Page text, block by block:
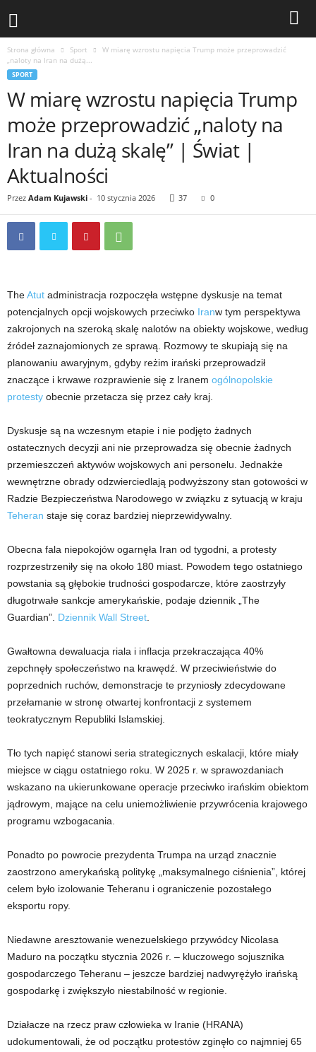
Strona główna Sport
W miarę wzrostu napięcia Trump może przeprowadzić
„naloty na Iran na dużą...
SPORT
W miarę wzrostu napięcia Trump
może przeprowadzić „naloty na
Iran na dużą skalę” | Świat |
Aktualności
Przez Adam Kujawski - 10 stycznia 2026 37 0
TheAtut administracja rozpoczęła wstępne dyskusje na temat
potencjalnych opcji wojskowych przeciwko Iranw tym perspektywa
zakrojonych na szeroką skalę nalotów na obiekty wojskowe, według
źródeł zaznajomionych ze sprawą. Rozmowy te skupiają się na
planowaniu awaryjnym, gdyby reżim irański przeprowadził
znaczące i krwawe rozprawienie się z Iranem ogólnopolskie
protesty obecnie przetacza się przez cały kraj.
Dyskusje są na wczesnym etapie i nie podjęto żadnych
ostatecznych decyzji ani nie przeprowadza się obecnie żadnych
przemieszczeń aktywów wojskowych ani personelu. Jednakże
wewnętrzne obrady odzwierciedlają podwyższony stan gotowości w
Radzie Bezpieczeństwa Narodowego w związku z sytuacją w kraju
Teheran staje się coraz bardziej nieprzewidywalny.
Obecna fala niepokojów ogarnęła Iran od tygodni, a protesty
rozprzestrzeniły się na około 180 miast. Powodem tego ostatniego
powstania są głębokie trudności gospodarcze, które zaostrzyły
długotrwałe sankcje amerykańskie, podaje dziennik „The
Guardian”. Dziennik Wall Street
Gwałtowna dewaluacja riala i inflacja przekraczająca 40%
zepchnęły społeczeństwo na krawędź. W przeciwieństwie do
poprzednich ruchów, demonstracje te przyniosły zdecydowane
przełamanie w stronę otwartej konfrontacji z systemem
teokratycznym Republiki Islamskiej.
Tło tych napięć stanowi seria strategicznych eskalacji, które miały
miejsce w ciągu ostatniego roku. W 2025 r. w sprawozdaniach
wskazano na ukierunkowane operacje przeciwko irańskim obiektom
jądrowym, mające na celu uniemożliwienie przywrócenia krajowego
programu wzbogacania.
Ponadto po powrocie prezydenta Trumpa na urząd znacznie
zaostrzono amerykańską politykę „maksymalnego ciśnienia”, której
celem było izolowanie Teheranu i ograniczenie pozostałego
eksportu ropy.
Niedawne aresztowanie wenezuelskiego przywódcy Nicolasa
Maduro na początku stycznia 2026 r. – kluczowego sojusznika
gospodarczego Teheranu – jeszcze bardziej nadwyrężyło irańską
gospodarkę i zwiększyło niestabilność w regionie.
Działacze na rzecz praw człowieka w Iranie (HRANA)
udokumentowali, że od początku protestów zginęło co najmniej 65